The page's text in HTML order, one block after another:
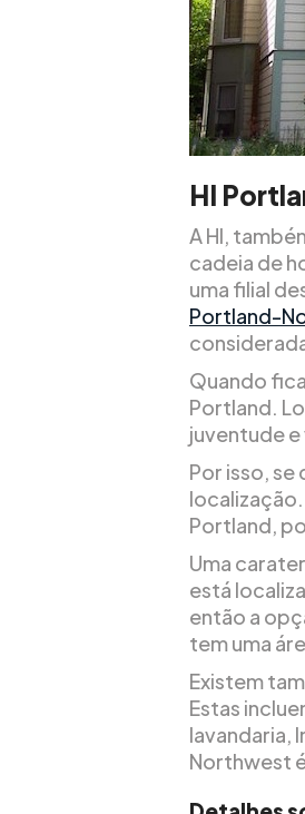
HI
A HI,
cadeia de
uma filial
Portland-
Quando
Portland.
juventude
Por isso,
Portland,
Uma
está
então a
tem uma
Existem
Estas
lavandaria,
Northwest